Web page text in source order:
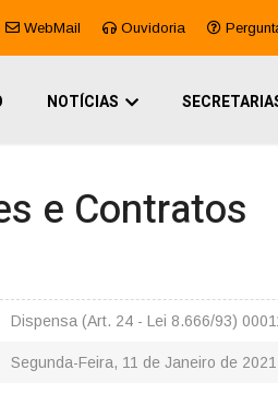
WebMail Ouvidoria
NOTÍCIAS
e Contratos
Dispensa (Art. 24 - Lei 8.666/93)
Segunda-Feira, 11 de Janeiro de 2021